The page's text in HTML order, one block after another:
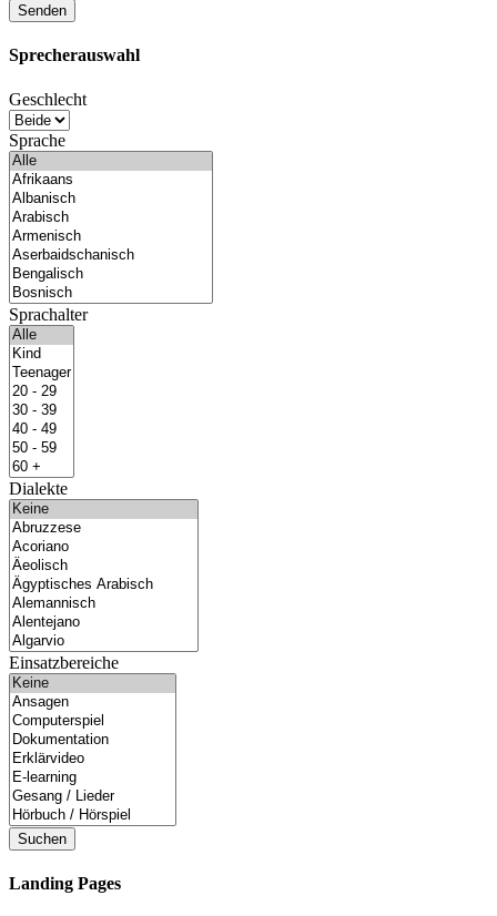
Sprecherauswahl
Geschlecht
Sprache
Sprachalter
Dialekte
Einsatzbereiche
Suchen
Landing Pages